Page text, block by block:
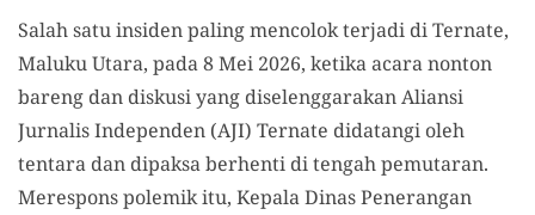
Salah satu insiden paling mencolok terjadi di Ternate,
Maluku Utara, pada 8 Mei 2026, ketika acara nonton
bareng dan diskusi yang diselenggarakan Aliansi
Jurnalis Independen (AJI) Ternate didatangi oleh
tentara dan dipaksa berhenti di tengah pemutaran.
Merespons polemik itu, Kepala Dinas Penerangan